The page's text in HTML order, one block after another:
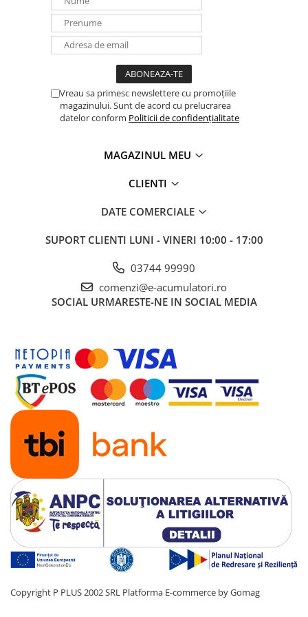
Greutate neta (kg) 11
Umiditate Umiditate relativa 5% pana la 95% (fara condensare)
Temperatura de operare de la 0-10°C la 50°C
Temperatura de depozitare -15°C pana la 60°C
Garantie 2 ani doar cu certificat de PIF,semnat de un electrician
Vreau sa primesc newslettere cu promoțiile
magazinului. Sunt de acord cu prelucrarea
datelor conform Politicii de confidențialitate
MAGAZINUL MEU
CLIENTI
DATE COMERCIALE
SUPORT CLIENTI LUNI - VINERI 10:00 - 17:00
03744 99990
comenzi@e-acumulatori.ro
SOCIAL URMARESTE-NE IN SOCIAL MEDIA
Copyright P PLUS 2002 SRL Platforma E-commerce by Gomag